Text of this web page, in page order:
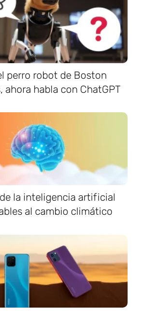
perro robot de Boston
ahora habla con ChatGPT
la inteligencia artificial
al cambio climático